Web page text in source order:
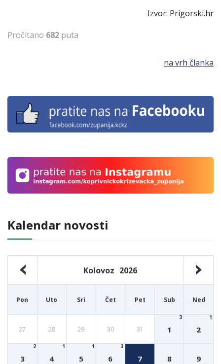
Kalendar novosti
Kolovoz 2026
Pon Uto Sri Čet Pet Sub Ned
27 28 29 30 31 1
3
2
1
3
2
4
1
5
1
6
3
7 8 9
Izvor: Prigorski.hr
Pročitano 682 puta
na vrh članka